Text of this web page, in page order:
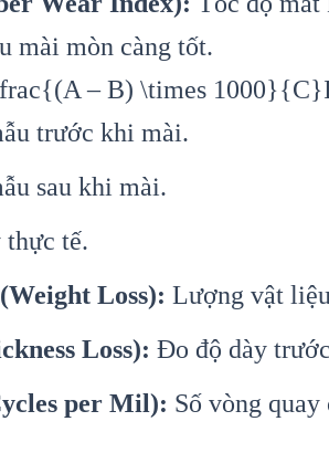
mài mòn càng tốt.
– B) \times 1000}{C}
trước khi mài.
sau khi mài.
thực tế.
Loss): Lượng vật
Loss): Đo độ dày
per Mil): Số vòng